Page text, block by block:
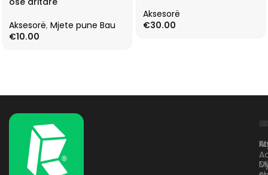
Aksesorë, Mjete pune Bau
€10.00
Aksesorë
€30.00